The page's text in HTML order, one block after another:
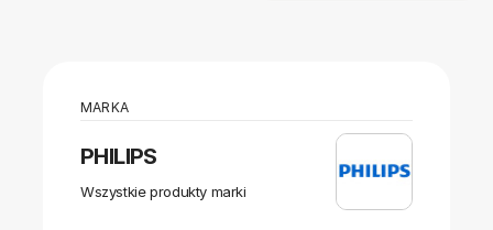
MARKA
PHILIPS
Wszystkie produkty marki